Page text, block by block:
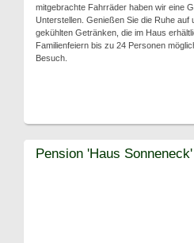
mitgebrachte Fahrräder haben wir eine
Unterstellen. Genießen Sie die Ruhe
gekühlten Getränken, die im Haus
Familienfeiern bis zu 24 Personen
Besuch.
Pension 'Haus Sonneneck'